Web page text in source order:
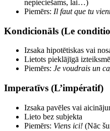
nepieciešams, lai…)
Piemērs: Il faut que tu
Kondicionāls (Le
Izsaka hipotētiskas vai
Lietots pieklājīgā
Piemērs: Je voudrais un
Imperatīvs (L’impératif)
Izsaka pavēles vai
Lieto bez subjekta
Piemērs: Viens ici! (Nāc